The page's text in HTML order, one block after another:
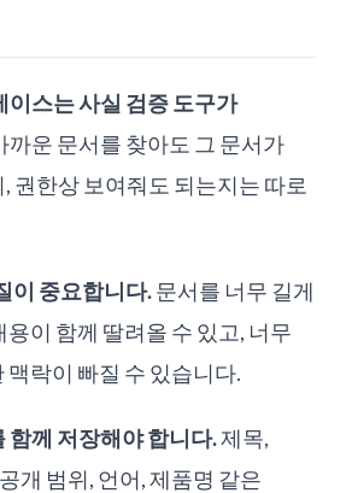
이스는 사실 검증 도구가
까운 문서를 찾아도 그 문서가
권한상 보여줘도 되는지는 따로
이 중요합니다.문서를 너무 길게
이 함께 딸려올 수 있고, 너무
맥락이 빠질 수 있습니다.
함께 저장해야 합니다.제목,
개 범위, 언어, 제품명 같은